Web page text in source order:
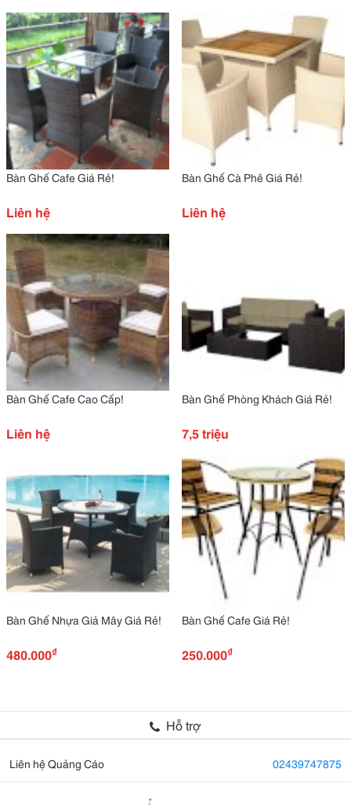
Bàn Ghế Cafe Giá Rẻ!
Liên hệ
Bàn Ghế Cà Phê Giá Rẻ!
Liên hệ
Bàn Ghế Cafe Cao Cấp!
Liên hệ
Bàn Ghế Phòng Khách Giá Rẻ!
7,5 triệu
Bàn Ghế Nhựa Giả Mây Giá Rẻ!
480.000₫
Bàn Ghế Cafe Giá Rẻ!
250.000₫
Hỗ trợ
Liên hệ Quảng Cáo 02439747875